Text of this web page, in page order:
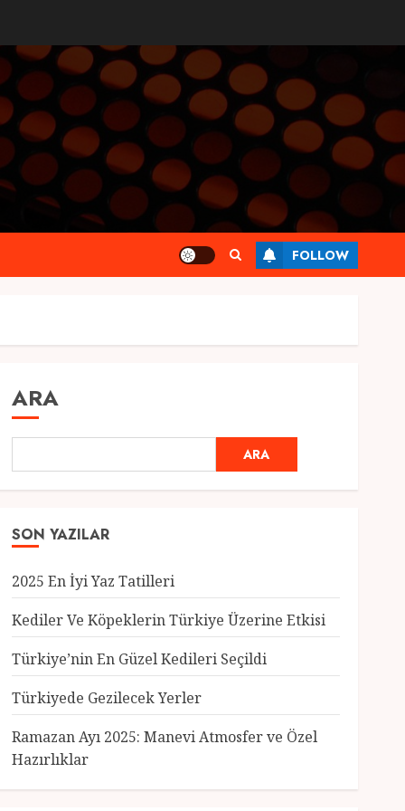
FOLLOW
ARA
ARA
SON YAZILAR
2025 En İyi Yaz Tatilleri
Kediler Ve Köpeklerin Türkiye Üzerine Etkisi
Türkiye’nin En Güzel Kedileri Seçildi
Türkiyede Gezilecek Yerler
Ramazan Ayı 2025: Manevi Atmosfer ve Özel
Hazırlıklar
3
Genel
Türkiye’nin En Güzel
Kedileri Seçildi